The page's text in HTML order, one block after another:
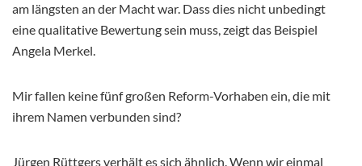
am längsten an der Macht war. Dass dies nicht unbedingt
eine qualitative Bewertung sein muss, zeigt das Beispiel
Angela Merkel.
Mir fallen keine fünf großen Reform-Vorhaben ein, die mit
ihrem Namen verbunden sind?
Jürgen Rüttgers verhält es sich ähnlich. Wenn wir einmal